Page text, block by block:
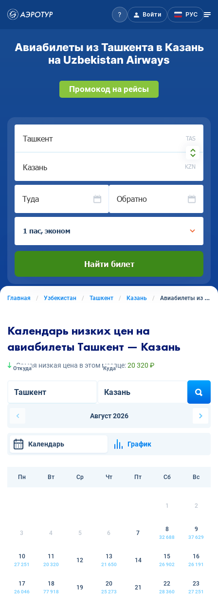
Войти РУС
Авиабилеты из Ташкента в Казань
на Uzbekistan Airways
Промокод на рейсы
TAS
KZN
Туда Обратно
1 пас, эконом
Найти билет
Главная Узбекистан Ташкент Казань Авиабилеты из Ташкента в Казань
Календарь низких цен на
авиабилеты Ташкент — Казань
Самая низкая цена в этом месяце:20 320 ₽
Откуда Куда
Август 2026
Календарь График
Пн Вт Ср Чт Пт Сб Вс
1 2
3 4 5 6 7
8
32 688
9
37 629
10
27 251
11
20 320
12
13
21 650
14
15
26 902
16
26 191
17
26 046
18
77 918
19
20
25 273
21
22
28 360
23
27 251